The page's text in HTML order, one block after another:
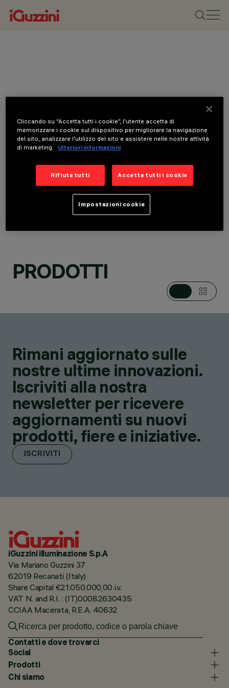
LAMPADE DA TERRA,
PIANTANE E LAMPADE
DESIGN
SHOP ONLINE
PRODOTTI
Rimani aggiornato sulle
nostre ultime innovazioni.
Iscriviti alla nostra
newsletter per ricevere
aggiornamenti su nuovi
prodotti, fiere e iniziative.
ISCRIVITI
iGuzzini illuminazione S.p.A
Via Mariano Guzzini 37
62019 Recanati (Italy)
Share Capital €21.050.000,00 i.v.
VAT N. and R.I. : (IT)00082630435
CCIAA Macerata, R.E.A. 40632
Contatti e dove trovarci
Social
Prodotti
Chi siamo
Cliccando su “Accetta tutti i cookie”, l'utente accetta di
memorizzare i cookie sul dispositivo per migliorare la navigazione
del sito, analizzare l'utilizzo del sito e assistere nelle nostre attività
di marketing.
Ulteriori informazioni
Rifiuta tutti Accetta tutti i cookie
Impostazioni cookie